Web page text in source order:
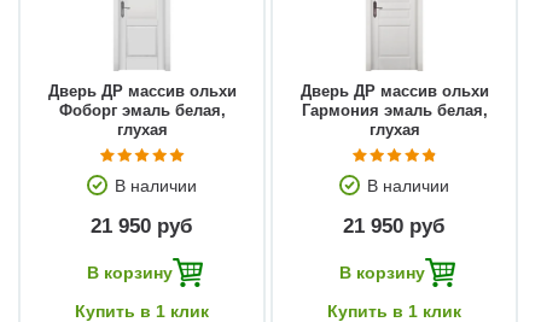
Дверь ДР массив ольхи
Фоборг эмаль белая,
глухая
В наличии
21 950 руб
В корзину
Купить в 1 клик
Дверь ДР массив ольхи
Гармония эмаль белая,
глухая
В наличии
21 950 руб
В корзину
Купить в 1 клик